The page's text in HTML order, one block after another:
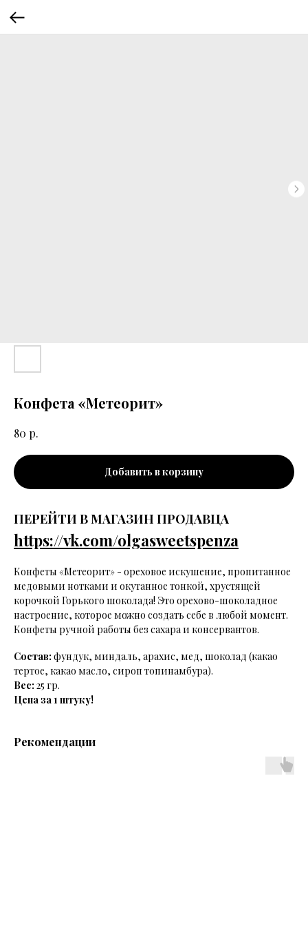
Конфета «Метеорит»
80 р.
Добавить в корзину
ПЕРЕЙТИ В МАГАЗИН ПРОДАВЦА
https://vk.com/olgasweetspenza
Конфеты «Метеорит» - ореховое искушение, пропитанное
медовыми нотками и окутанное тонкой, хрустящей
корочкой Горького шоколада! Это орехово-шоколадное
настроение, которое можно создать себе в любой момент.
Конфеты ручной работы без сахара и консервантов.
Состав: фундук, миндаль, арахис, мед, шоколад (какао
тертое, какао масло, сироп топинамбура).
Вес: 25 гр.
Цена за 1 штуку!
Рекомендации